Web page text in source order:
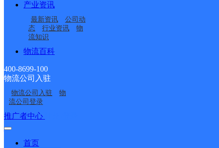
产业资讯
最新资讯
公司动
态
行业资讯
物
流知识
物流百科
400-8699-100
物流公司入驻
物流公司入驻
物
流公司登录
推广者中心
首页
邮政国内
道北段十字东南阳郭邮政
派送范围:-
太华路邮政所